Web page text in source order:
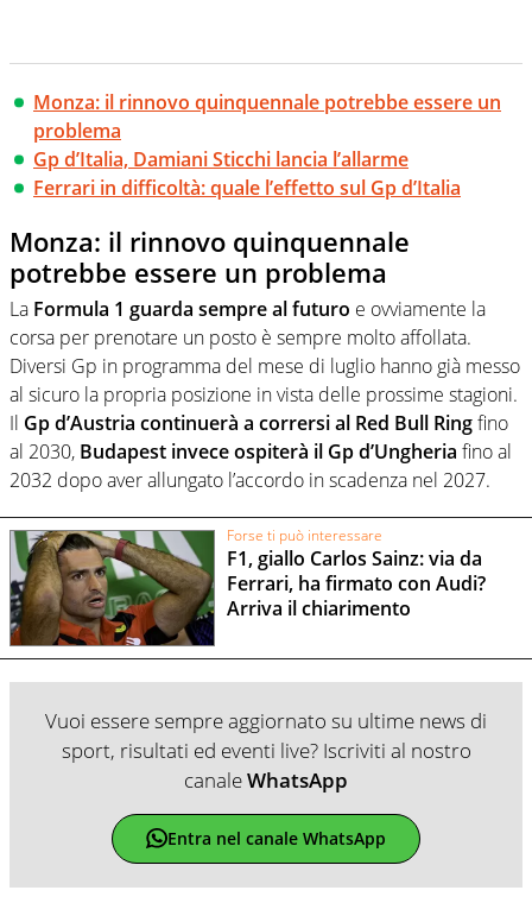
Monza: il rinnovo quinquennale potrebbe essere un
problema
Gp d’Italia, Damiani Sticchi lancia l’allarme
Ferrari in difficoltà: quale l’effetto sul Gp d’Italia
Monza: il rinnovo quinquennale
potrebbe essere un problema
La Formula 1 guarda sempre al futuro e ovviamente la
corsa per prenotare un posto è sempre molto affollata.
Diversi Gp in programma del mese di luglio hanno già messo
al sicuro la propria posizione in vista delle prossime stagioni.
Il Gp d’Austria continuerà a corrersi al Red Bull Ringfino
al 2030, Budapest invece ospiterà il Gp d’Ungheria fino al
2032 dopo aver allungato l’accordo in scadenza nel 2027.
Forse ti può interessare
F1, giallo Carlos Sainz: via da
Ferrari, ha firmato con Audi?
Arriva il chiarimento
Vuoi essere sempre aggiornato su ultime news di
sport, risultati ed eventi live? Iscriviti al nostro
canaleWhatsApp
Entra nel canale WhatsApp